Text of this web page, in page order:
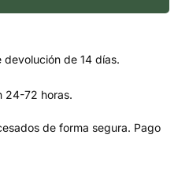
de 14 días.
24-72 horas.
de forma segura. Pago